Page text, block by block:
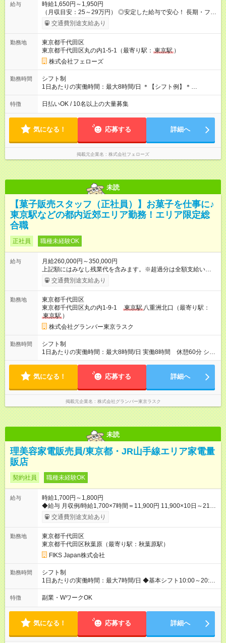
給与
時給1,650円～1,950円
（月収目安：25～29万円） ◎安定した給与で安心！ 長期・フル
タイムで勤務いただける方にお越しいただきたいと思っていま
す。シフトが削られることはないので、安定した給与が入りま
たいという人もいると思います。このあたりは柔軟に対応する
ので、お気軽にご相談ください！ ※2ヶ月の試用期間がありま
す。その間の給与・待遇に変更はありません。 【試用期間】試
用期間あり 試用期間の長さ：2ヶ月 雇用形態、給与は本採用時
と同じです。
交通費別途支給あり
勤務地
東京都千代田区
東京都千代田区丸の内1-5-1（最寄り駅： 東京駅 ）
株式会社フェローズ
勤務時間
シフト制
1日あたりの実働時間：最大8時間/日 ＊【シフト例】＊
(1) 10:00～19:00 (2) 11:00～20:00 (3) 12:00～21:00 など ◎
いずれも実働8時間・休憩1時間です。中抜けシフトなどはあり
たい」などあれば相談に応じますのでおっしゃってください！
特徴 日払いOK / 10名以上の大量募集
気になる！ 応募する 詳細へ
掲載元企業名 株式会社フェローズ
未読
【菓子販売スタッフ（正社員）】お菓子を仕事に♪
東京駅などの都内近郊エリア勤務！エリア限定総
合職
正社員 職種未経験OK
給与
月給260,000円～350,000円
上記額にはみなし残業代を含みます。※超過分は全額支給いたし
ます。 みなし残業代 47,775円 以上／月 みなし残業時間 30時間
／月 ※経験・能力を考慮の上、決定します。 ※試用期間3ヶ月
販売経験者は優遇します。 【試用期間】試用期間あり 試用期間
の長さ：3ヶ月 雇用形態、給与は本採用時と同じです。
交通費別途支給あり
勤務地
東京都千代田区
東京都千代田区丸の内1-9-1
東京駅 八重洲北口（最寄り駅：
東京駅 ）
株式会社グランバー東京ラスク
勤務時間
シフト制
1日あたりの実働時間：最大8時間/日 実働8時間 休憩60分 シフ
ト制
気になる！ 応募する 詳細へ
掲載元企業名 株式会社グランバー東京ラスク
未読
理美容家電販売員/東京都・JR山手線エリア家電量
販店
契約社員 職種未経験OK
給与
時給1,700円～1,800円
◆給与 月収例/時給1,700×7時間＝11,900円 11,900×10日～21日
＝119,000円～249,900円 ※出勤日、日数は応相談。 ◆研修制度
あり（業務内容、商品知識等) ※座学研修2日間 研修時は、時
通費全額支給 ◆残業代全額別途支給 ※帰り間際にお客様が来店
された場合などは、しっかりとお支払いします。 【試用期間】
試用期間あり 試用期間の長さ：2ヶ月 雇用形態、給与は本採用
時と同じです。
交通費別途支給あり
勤務地
東京都千代田区
東京都千代田区秋葉原（最寄り駅：秋葉原駅）
FIKS Japan株式会社
勤務時間
シフト制
1日あたりの実働時間：最大7時間/日 ◆基本シフト10:00～20:00
の内、希望する8時間(実働7時間) ◆シフト自己申告制 ※働きたい
土日、祝日の繁忙期を申告して頂きます。 ◆有給休暇あり
特徴 副業・WワークOK
気になる！ 応募する 詳細へ